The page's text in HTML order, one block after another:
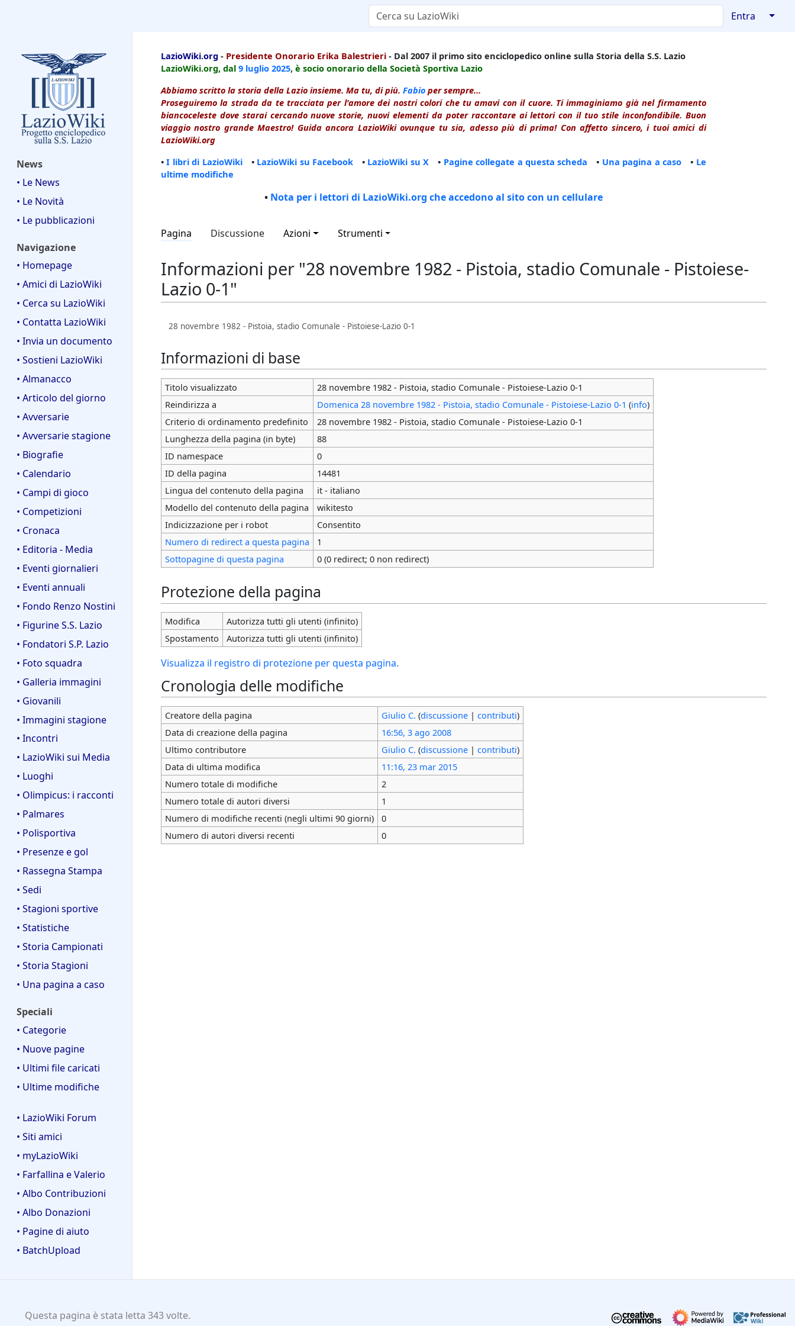
Entra ↓
News
• Le News
• Le Novità
• Le pubblicazioni
Navigazione
• Homepage
• Amici di LazioWiki
• Cerca su LazioWiki
• Contatta LazioWiki
• Invia un documento
• Sostieni LazioWiki
• Almanacco
• Articolo del giorno
• Avversarie
• Avversarie stagione
• Biografie
• Calendario
• Campi di gioco
• Competizioni
• Cronaca
• Editoria - Media
• Eventi giornalieri
• Eventi annuali
• Fondo Renzo Nostini
• Figurine S.S. Lazio
• Fondatori S.P. Lazio
• Foto squadra
• Galleria immagini
• Giovanili
• Immagini stagione
• Incontri
• LazioWiki sui Media
• Luoghi
• Olimpicus: i racconti
• Palmares
• Polisportiva
• Presenze e gol
• Rassegna Stampa
• Sedi
• Stagioni sportive
• Statistiche
• Storia Campionati
• Storia Stagioni
• Una pagina a caso
Speciali
• Categorie
• Nuove pagine
• Ultimi file caricati
• Ultime modifiche
• LazioWiki Forum
• Siti amici
• myLazioWiki
• Farfallina e Valerio
• Albo Contribuzioni
• Albo Donazioni
• Pagine di aiuto
• BatchUpload
LazioWiki.org - Presidente Onorario Erika Balestrieri - Dal 2007 il primo sito enciclopedico online sulla Storia della S.S. Lazio
LazioWiki.org, dal 9 luglio 2025, è socio onorario della Società Sportiva Lazio
Abbiamo scritto la storia della Lazio insieme. Ma tu, di più. Fabio per sempre...
Proseguiremo la strada da te tracciata per l'amore dei nostri colori che tu amavi con il cuore. Ti immaginiamo già nel firmamento
biancoceleste dove starai cercando nuove storie, nuovi elementi da poter raccontare ai lettori con il tuo stile inconfondibile. Buon
viaggio nostro grande Maestro! Guida ancora LazioWiki ovunque tu sia, adesso più di prima! Con affetto sincero, i tuoi amici di
LazioWiki.org
•I libri di LazioWiki• LazioWiki su Facebook • LazioWiki su X • Pagine collegate a questa scheda • Una pagina a caso • Le
ultime modifiche
• Nota per i lettori di LazioWiki.org che accedono al sito con un cellulare
Pagina Discussione Azioni Strumenti
Informazioni per "28 novembre 1982 - Pistoia, stadio Comunale - Pistoiese-
Lazio 0-1"
28 novembre 1982 - Pistoia, stadio Comunale - Pistoiese-Lazio 0-1
Informazioni di base
Titolo visualizzato
28 novembre 1982 - Pistoia, stadio Comunale - Pistoiese-Lazio 0-1
Reindirizza a
Domenica 28 novembre 1982 - Pistoia, stadio Comunale - Pistoiese-Lazio 0-1 (info)
Criterio di ordinamento predefinito
28 novembre 1982 - Pistoia, stadio Comunale - Pistoiese-Lazio 0-1
Lunghezza della pagina (in byte)
88
ID namespace
0
ID della pagina
14481
Lingua del contenuto della pagina
it - italiano
Modello del contenuto della pagina
wikitesto
Indicizzazione per i robot
Consentito
Numero di redirect a questa pagina
1
Sottopagine di questa pagina
0 (0 redirect; 0 non redirect)
Protezione della pagina
Modifica
Autorizza tutti gli utenti (infinito)
Spostamento
Autorizza tutti gli utenti (infinito)
Visualizza il registro di protezione per questa pagina.
Cronologia delle modifiche
Creatore della pagina Giulio C. (discussione| contributi)
Data di creazione della pagina
16:56, 3 ago 2008
Ultimo contributore
Giulio C. (discussione| contributi)
Data di ultima modifica
11:16, 23 mar 2015
Numero totale di modifiche
2
Numero totale di autori diversi
1
Numero di modifiche recenti (negli ultimi 90 giorni)
0
Numero di autori diversi recenti
0
Questa pagina è stata letta 343 volte.